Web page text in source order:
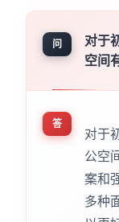
问
对于
空间
答
对于
公空
案和
多种